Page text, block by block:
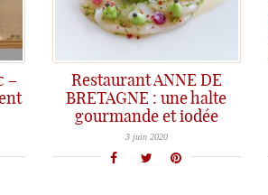
–
Restaurant ANNE DE
BRETAGNE : une halte
gourmande et iodée
Emotion et vague de fraîcheur avec la cuisine de haut vol de Mathieu Guibert à Anne de Bretagne...
3 juin 2020